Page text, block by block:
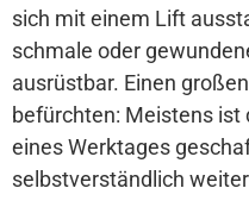
sich mit einem Lift
schmale oder
ausrüstbar. Einen
befürchten: Meistens ist
eines Werktages
selbstverständlich